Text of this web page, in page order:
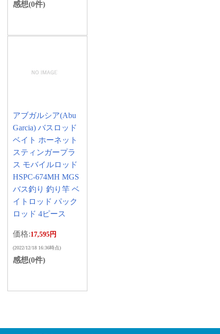
感想(0件)
アブガルシア(Abu
Garcia) バスロッド
ベイト ホーネット
スティンガープラ
ス モバイルロッド
HSPC-674MH MGS
バス釣り 釣り竿 ベ
イトロッド パック
ロッド 4ピース
価格:17,595円
(2022/12/18 16:36時点)
感想(0件)